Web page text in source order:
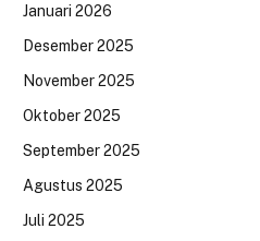
Januari 2026
Desember 2025
November 2025
Oktober 2025
September 2025
Agustus 2025
Juli 2025